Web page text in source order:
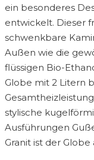
ein besonderes
entwickelt. Dieser
schwenkbare
Außen wie die
flüssigen Bio-
Globe mit 2 Litern
stylische
Ausführungen
Granit ist der